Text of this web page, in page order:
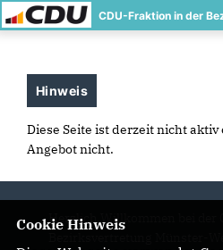
CDU-Fraktion in der
Hinweis
Diese Seite ist derzeit nicht
Angebot nicht.
Herzlich Willkommen bei der
Cookie Hinweis